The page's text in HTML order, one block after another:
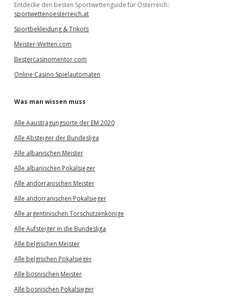
Entdecke den besten Sportwettenguide für Österreich:
sportwettenoesterreich.at
Sportbekleidung & Trikots
Meister-Wetten.com
Bestercasinomentor.com
Online Casino Spielautomaten
Was man wissen muss
Alle Aaustragungsorte der EM 2020
Alle Absteiger der Bundesliga
Alle albanischen Meister
Alle albanischen Pokalsieger
Alle andorranischen Meister
Alle andorranischen Pokalsieger
Alle argentinischen Torschützenkönige
Alle Aufsteiger in die Bundesliga
Alle belgischen Meister
Alle belgischen Pokalsieger
Alle bosnischen Meister
Alle bosnischen Pokalsieger